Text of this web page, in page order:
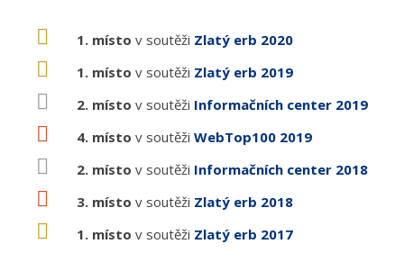
1. místo v soutěži Zlatý erb 2020
1. místo v soutěži Zlatý erb 2019
2. místo v soutěži Informačních center 2019
4. místo v soutěži WebTop100 2019
2. místo v soutěži Informačních center 2018
3. místo v soutěži Zlatý erb 2018
1. místo v soutěži Zlatý erb 2017